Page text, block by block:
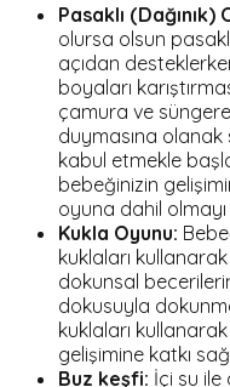
Pasaklı (Dağınık)
olursa olsun
açıdan
boyaları
çamura ve
duymasına olanak
kabul etmekle
bebeğinizin
oyuna dahil
Kukla Oyunu:
kuklaları
dokunsal
dokusuyla
kuklaları
gelişimine katkı
Buz keşfi: İçi su ile